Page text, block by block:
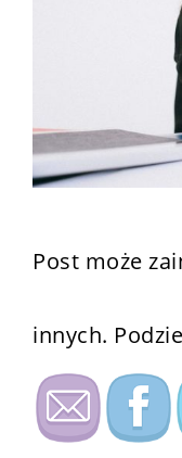
Post może
innych.